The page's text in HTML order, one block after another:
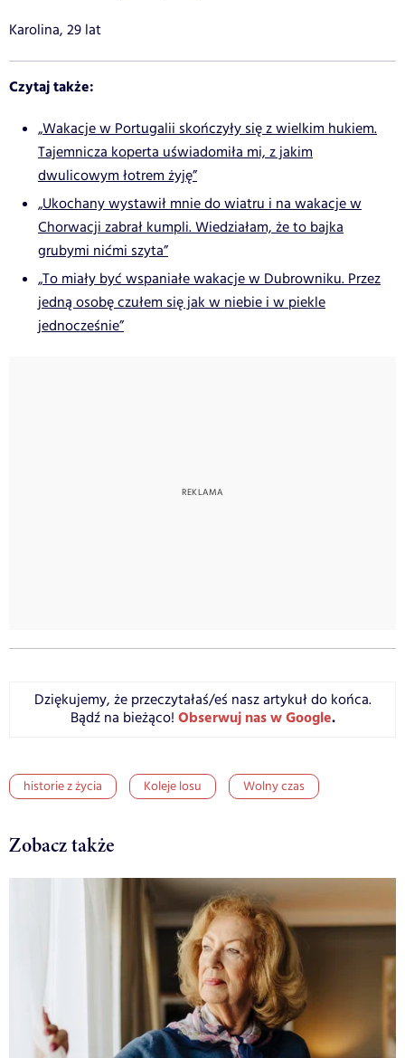
Karolina, 29 lat
Czytaj także:
„Wakacje w Portugalii skończyły się z wielkim hukiem.
Tajemnicza koperta uświadomiła mi, z jakim
dwulicowym łotrem żyję”
„Ukochany wystawił mnie do wiatru i na wakacje w
Chorwacji zabrał kumpli. Wiedziałam, że to bajka
grubymi nićmi szyta”
„To miały być wspaniałe wakacje w Dubrowniku. Przez
jedną osobę czułem się jak w niebie i w piekle
jednocześnie”
Dziękujemy, że przeczytałaś/eś nasz artykuł do końca.
Bądź na bieżąco! Obserwuj nas w Google.
historie z życia Koleje losu Wolny czas
Zobacz także